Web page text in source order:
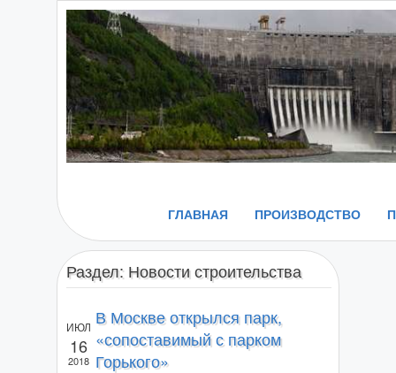
ГЛАВНАЯ ПРОИЗВОДСТВО
Раздел: Новости строительства
ИЮЛ
16
2018
В Москве открылся парк,
«сопоставимый с парком
Горького»